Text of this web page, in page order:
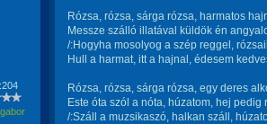
Rózsa, rózsa, sárga rózsa, harmatos
Messze szálló illatával küldök én
/:Hogyha mosolyog a szép reggel,
Hull a harmat, itt a hajnal, édesem
Rózsa, rózsa, sárga rózsa, egy deres
Este óta szól a nóta, húzatom, hej pedig
/:Száll a muzsikaszó, halkan száll,